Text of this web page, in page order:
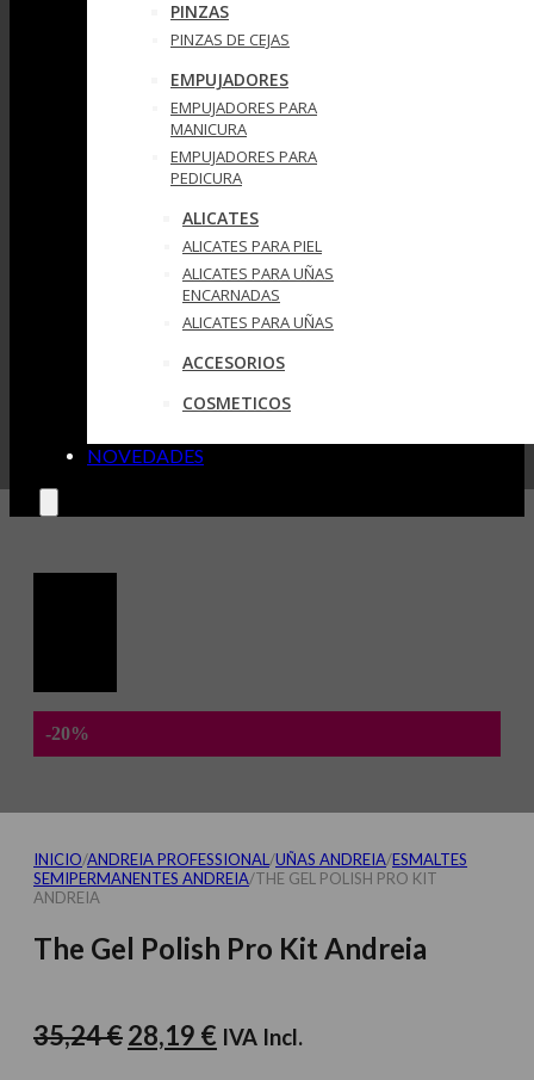
PINZAS
PINZAS DE CEJAS
EMPUJADORES
EMPUJADORES PARA
MANICURA
EMPUJADORES PARA
PEDICURA
ALICATES
ALICATES PARA PIEL
ALICATES PARA UÑAS
ENCARNADAS
ALICATES PARA UÑAS
ACCESORIOS
COSMETICOS
NOVEDADES
-20%
INICIO/ANDREIA PROFESSIONAL /UÑAS ANDREIA/ESMALTES
SEMIPERMANENTES ANDREIA/THE GEL POLISH PRO KIT
ANDREIA
The Gel Polish Pro Kit Andreia
35,24€El
28,19 € El
IVA Incl.